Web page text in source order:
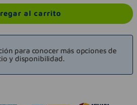
al carrito
para conocer más opciones de
y disponibilidad.